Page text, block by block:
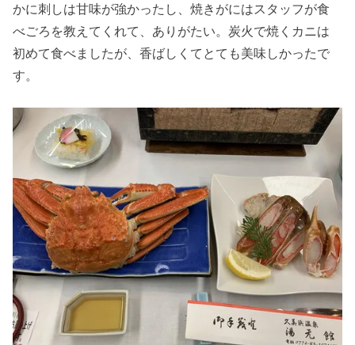
かに刺しは甘味が強かったし、焼きがにはスタッフが食
べごろを教えてくれて、ありがたい。炭火で焼くカニは
初めて食べましたが、香ばしくてとても美味しかったで
す。